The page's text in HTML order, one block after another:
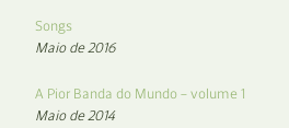
Songs
Maio de 2016
A Pior Banda do Mundo – volume 1
Maio de 2014